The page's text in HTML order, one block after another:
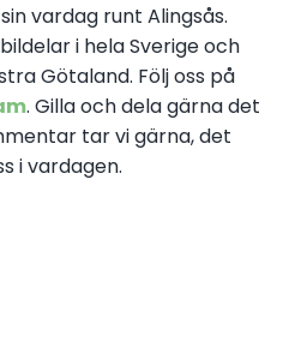
vardag runt Alingsås.
i hela Sverige och
Götaland. Följ oss på
. Gilla och dela gärna det
tar vi gärna, det
i vardagen.